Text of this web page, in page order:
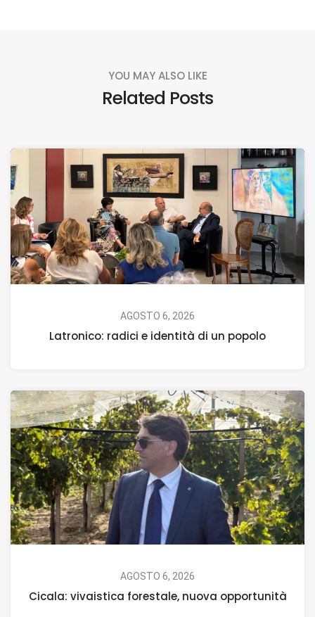
YOU MAY ALSO LIKE
Related Posts
AGOSTO 6, 2026
Latronico: radici e identità di un popolo
AGOSTO 6, 2026
Cicala: vivaistica forestale, nuova opportunità